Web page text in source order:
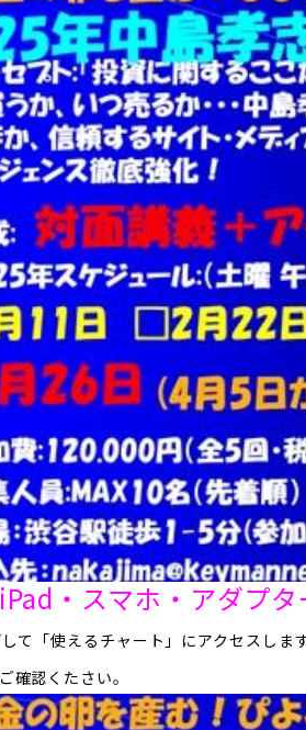
・スマホ・アダプタ
て「使えるチャート」にアクセスしま
確認くたさい。